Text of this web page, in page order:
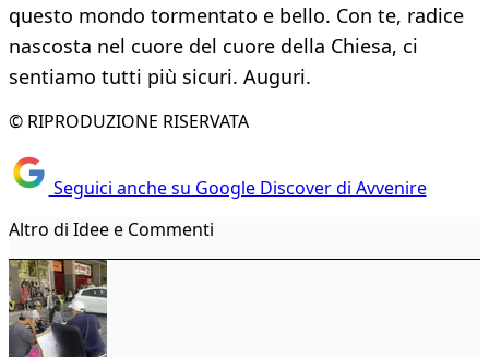
questo mondo tormentato e bello. Con te, radice
nascosta nel cuore del cuore della Chiesa, ci
sentiamo tutti più sicuri. Auguri.
© RIPRODUZIONE RISERVATA
Seguici anche su Google Discover di Avvenire
Altro di Idee e Commenti